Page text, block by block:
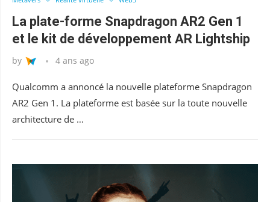
La plate-forme Snapdragon AR2 Gen 1
et le kit de développement AR Lightship
by 4 ans ago
Qualcomm a annoncé la nouvelle plateforme Snapdragon
AR2 Gen 1. La plateforme est basée sur la toute nouvelle
architecture de …